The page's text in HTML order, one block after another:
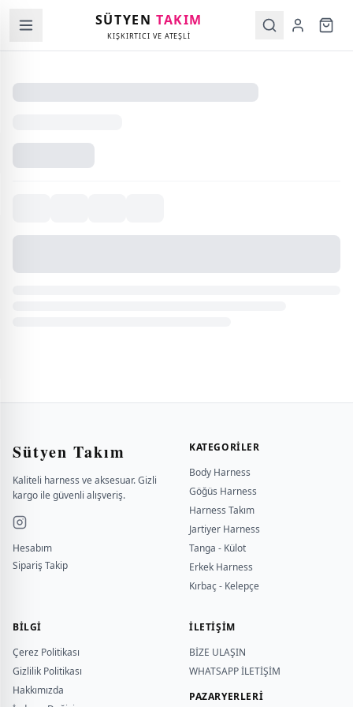
SÜTYENTAKIM
KIŞKIRTICI VE ATEŞLİ
Sütyen Takım
Kaliteli harness ve aksesuar. Gizli
kargo ile güvenli alışveriş.
Hesabım
Sipariş Takip
KATEGORILER
Body Harness
Göğüs Harness
Harness Takım
Jartiyer Harness
Tanga - Külot
Erkek Harness
Kırbaç - Kelepçe
BILGI
Çerez Politikası
Gizlilik Politikası
Hakkımızda
İLETİŞİM
BİZE ULAŞIN
WHATSAPP İLETİŞİM
PAZARYERLERİ